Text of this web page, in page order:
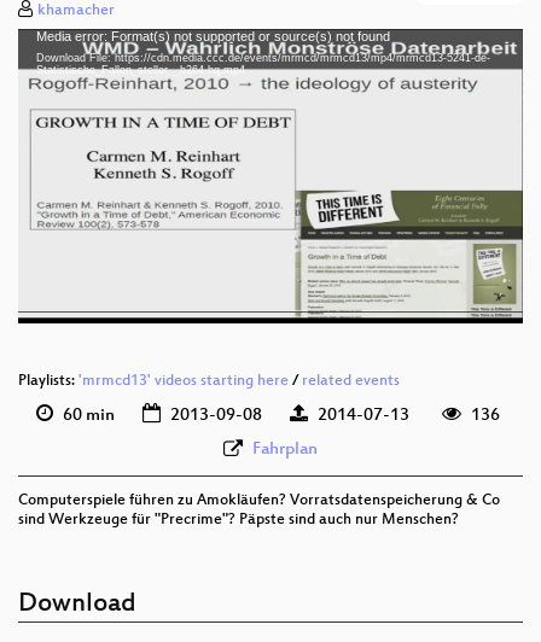
khamacher
Video
Player
Media error: Format(s) not supported or source(s) not found
Download File: https://cdn.media.ccc.de/events/mrmcd/mrmcd13/mp4/mrmcd13-5241-de-
Statistische_Fallen_steller__h264-hq.mp4
Playlists: 'mrmcd13' videos starting here / related events
60 min 2013-09-08 2014-07-13
136
Fahrplan
Computerspiele führen zu Amokläufen? Vorratsdatenspeicherung & Co
sind Werkzeuge für "Precrime"? Päpste sind auch nur Menschen?
Download